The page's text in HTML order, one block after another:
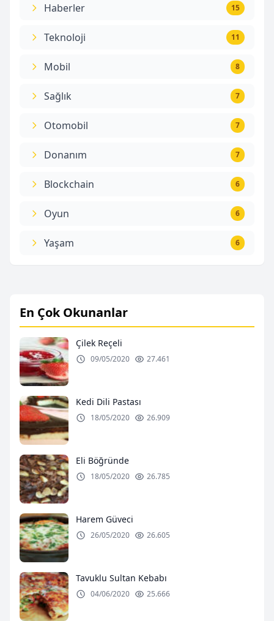
Haberler 15
Teknoloji 11
Mobil 8
Sağlık 7
Otomobil 7
Donanım 7
Blockchain 6
Oyun 6
Yaşam 6
En Çok Okunanlar
Çilek Reçeli
09/05/2020 27.461
Kedi Dili Pastası
18/05/2020 26.909
Eli Böğründe
18/05/2020 26.785
Harem Güveci
26/05/2020 26.605
Tavuklu Sultan Kebabı
04/06/2020 25.666